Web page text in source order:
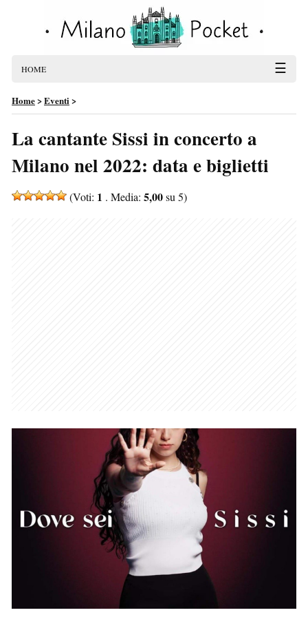
HOME ☰
Home>Eventi>
La cantante Sissi in concerto a
Milano nel 2022: data e biglietti
(Voti: 1 . Media: 5,00su 5)